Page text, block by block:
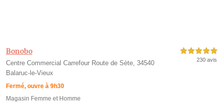
Bonobo
Centre Commercial Carrefour Route de Sète, 34540
Balaruc-le-Vieux
Fermé, ouvre à 9h30
5,0 étoiles sur 5
230 avis
Magasin Femme et Homme